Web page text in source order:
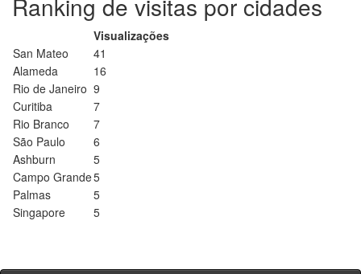
Ranking de visitas por cidades
Visualizações
San Mateo
41
Alameda
16
Rio de Janeiro 9
Curitiba
7
Rio Branco
7
São Paulo
6
Ashburn
5
Campo Grande5
Palmas
5
Singapore
5